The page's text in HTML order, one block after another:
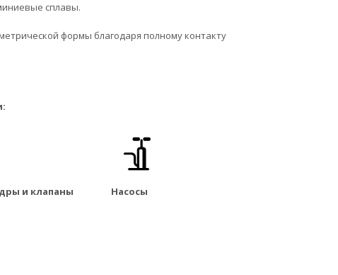
сплавы.
формы благодаря полному контакту
и клапаны Насосы